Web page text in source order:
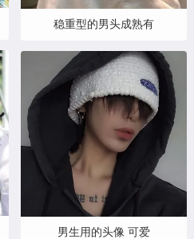
稳重型的男头成熟有
男生用的头像 可爱